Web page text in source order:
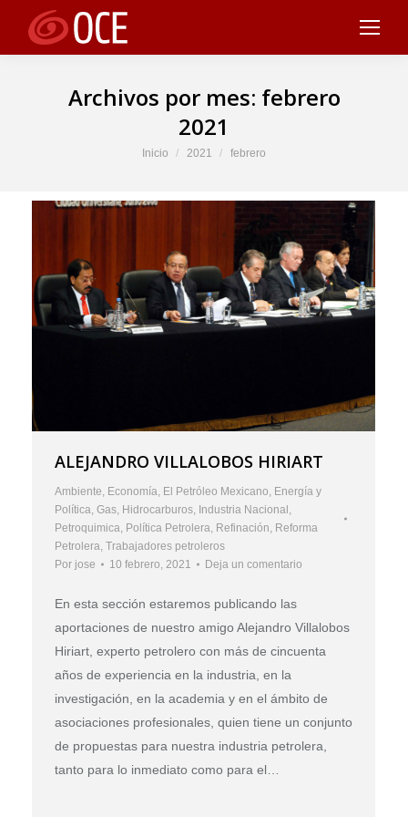
Archivos por mes: febrero
2021
Estás aquí:
Inicio 2021 febrero
ALEJANDRO VILLALOBOS HIRIART
Ambiente, Economía, El Petróleo Mexicano, Energía y
Política, Gas, Hidrocarburos, Industria Nacional,
Petroquimica, Política Petrolera, Refinación, Reforma
Petrolera, Trabajadores petroleros
Por jose 10 febrero, 2021 Deja un comentario
En esta sección estaremos publicando las
aportaciones de nuestro amigo Alejandro Villalobos
Hiriart, experto petrolero con más de cincuenta
años de experiencia en la industria, en la
investigación, en la academia y en el ámbito de
asociaciones profesionales, quien tiene un conjunto
de propuestas para nuestra industria petrolera,
tanto para lo inmediato como para el…